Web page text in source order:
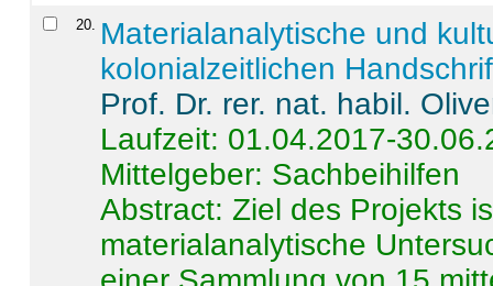
20
Materialanalytische und
kolonialzeitlichen
Prof. Dr. rer. nat. habil.
Laufzeit: 01.04.2017-
Mittelgeber: Sachbeihilfen
Abstract:Ziel des Projekts
materialanalytische